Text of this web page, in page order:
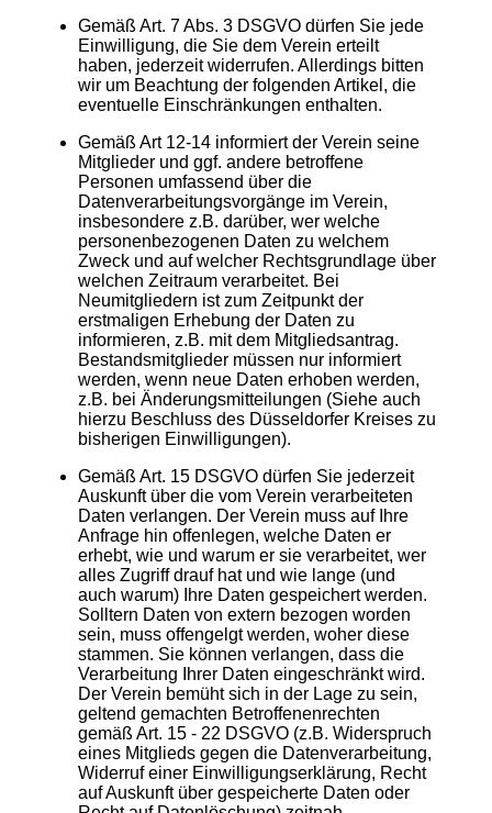
Gemäß Art. 7 Abs. 3 DSGVO dürfen Sie jede
Einwilligung, die Sie dem Verein erteilt
haben, jederzeit widerrufen. Allerdings bitten
wir um Beachtung der folgenden Artikel, die
eventuelle Einschränkungen enthalten.
Gemäß Art 12-14 informiert der Verein seine
Mitglieder und ggf. andere betroffene
Personen umfassend über die
Datenverarbeitungsvorgänge im Verein,
insbesondere z.B. darüber, wer welche
personenbezogenen Daten zu welchem
Zweck und auf welcher Rechtsgrundlage über
welchen Zeitraum verarbeitet. Bei
Neumitgliedern ist zum Zeitpunkt der
erstmaligen Erhebung der Daten zu
informieren, z.B. mit dem Mitgliedsantrag.
Bestandsmitglieder müssen nur informiert
werden, wenn neue Daten erhoben werden,
z.B. bei Änderungsmitteilungen (Siehe auch
hierzu Beschluss des Düsseldorfer Kreises zu
bisherigen Einwilligungen).
Gemäß Art. 15 DSGVO dürfen Sie jederzeit
Auskunft über die vom Verein verarbeiteten
Daten verlangen. Der Verein muss auf Ihre
Anfrage hin offenlegen, welche Daten er
erhebt, wie und warum er sie verarbeitet, wer
alles Zugriff drauf hat und wie lange (und
auch warum) Ihre Daten gespeichert werden.
Solltern Daten von extern bezogen worden
sein, muss offengelgt werden, woher diese
stammen. Sie können verlangen, dass die
Verarbeitung Ihrer Daten eingeschränkt wird.
Der Verein bemüht sich in der Lage zu sein,
geltend gemachten Betroffenenrechten
gemäß Art. 15 - 22 DSGVO (z.B. Widerspruch
eines Mitglieds gegen die Datenverarbeitung,
Widerruf einer Einwilligungserklärung, Recht
auf Auskunft über gespeicherte Daten oder